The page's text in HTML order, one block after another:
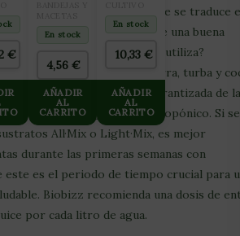
los nutrientes, lo que se traduce
resistentes y en la garantía de una buena
los cultivadores. ¿Cómo se utiliza?
para añadir a mezclas de tierra, turba y
una protección garantizada de
de cultivo hidropónico o aeropónico. Si se
All·Mix o Light·Mix, es mejor
durante las primeras semanas con
este es el periodo de tiempo crucial para
Biobizz recomienda una dosis de
por cada litro de agua.
€
GERMINACIÓN
24En stock
4,56€
AÑADIR
AL
CARRITO
PROLED
CON
50L
En stock
10,33€
AÑADIR
AL
CARRITO